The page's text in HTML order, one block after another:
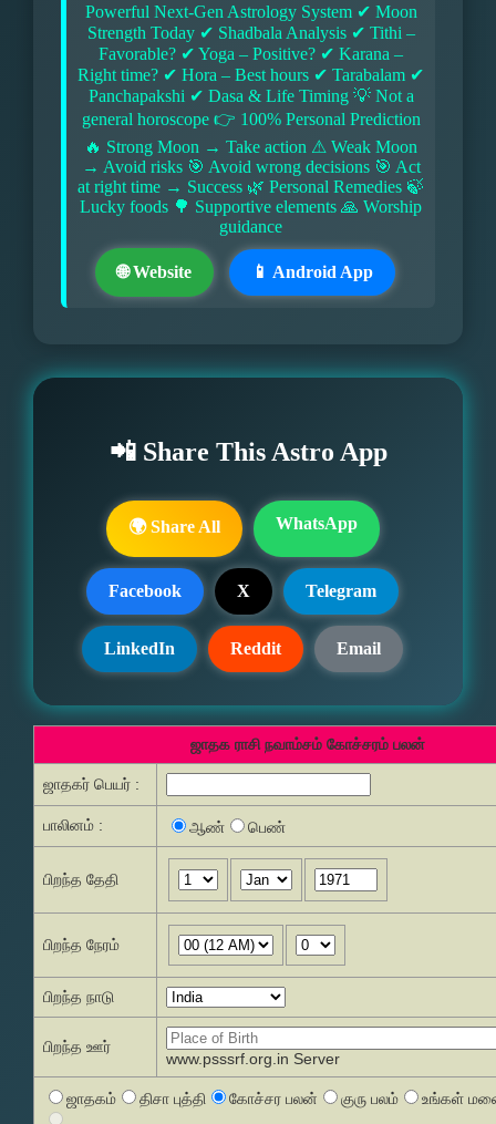
Powerful Next-Gen Astrology System ✔ Moon
Strength Today ✔ Shadbala Analysis ✔ Tithi –
Favorable? ✔ Yoga – Positive? ✔ Karana –
Right time? ✔ Hora – Best hours ✔ Tarabalam ✔
Panchapakshi ✔ Dasa & Life Timing 💡 Not a
general horoscope 👉 100% Personal Prediction
🔥 Strong Moon → Take action ⚠ Weak Moon
→ Avoid risks 🎯 Avoid wrong decisions 🎯 Act
at right time → Success 🌿 Personal Remedies 🍃
Lucky foods 🌳 Supportive elements 🙏 Worship
guidance
🌐 Website 📱 Android App
📲 Share This Astro App
🌍 Share All WhatsApp
Facebook X Telegram
LinkedIn Reddit Email
ஜாதக ராசி நவாம்சம் கோச்சரம் பலன்
ஜாதகர் பெயர் :
பாலினம் : ஆண் பெண்
பிறந்த தேதி
பிறந்த நேரம்
பிறந்த நாடு
பிறந்த ஊர்
www.psssrf.org.in Server
ஜாதகம் திசா புத்தி கோச்சர பலன் குரு பலம் உங்கள்